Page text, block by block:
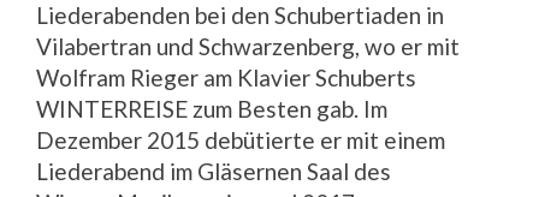
Liederabenden bei den Schubertiaden in
Vilabertran und Schwarzenberg, wo er mit
Wolfram Rieger am Klavier Schuberts
WINTERREISE zum Besten gab. Im
Dezember 2015 debütierte er mit einem
Liederabend im Gläsernen Saal des